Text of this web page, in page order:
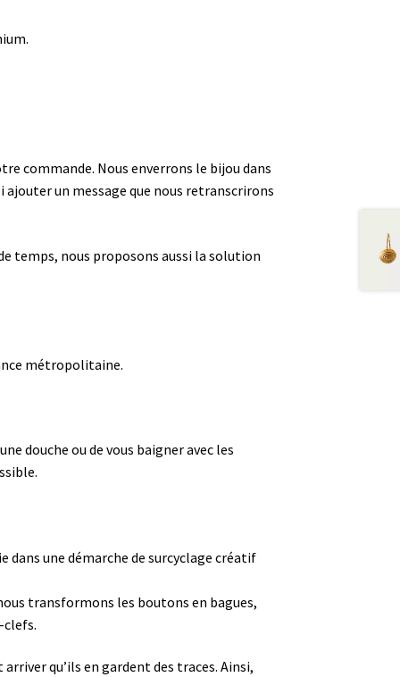
commande. Nous enverrons le bijou dans
un message que nous retranscrirons
temps, nous proposons aussi la solution
métropolitaine.
douche ou de vous baigner avec les
dans une démarche de surcyclage créatif
transformons les boutons en bagues,
clefs.
qu’ils en gardent des traces. Ainsi,